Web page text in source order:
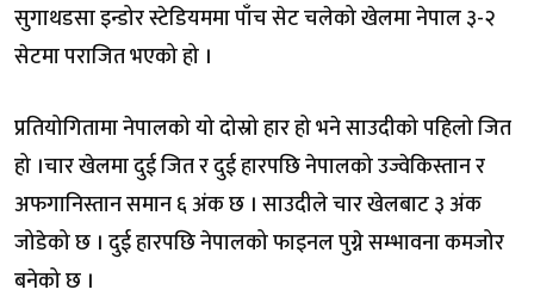
सुगाथडसा इन्डोर स्टेडियममा पाँच सेट चलेको खेलमा नेपाल ३-२
सेटमा पराजित भएको हो ।
प्रतियोगितामा नेपालको यो दोस्रो हार हो भने साउदीको पहिलो जित
हो ।चार खेलमा दुई जित र दुई हारपछि नेपालको उज्वेकिस्तान र
अफगानिस्तान समान ६ अंक छ । साउदीले चार खेलबाट ३ अंक
जोडेको छ । दुई हारपछि नेपालको फाइनल पुग्ने सम्भावना कमजोर
बनेको छ ।